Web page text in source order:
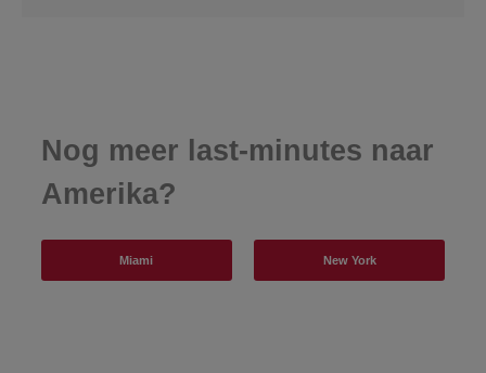
Nog meer last-minutes naar
Amerika?
Miami New York